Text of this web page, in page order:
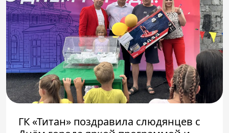
ГК «Титан» поздравила слюдянцев с